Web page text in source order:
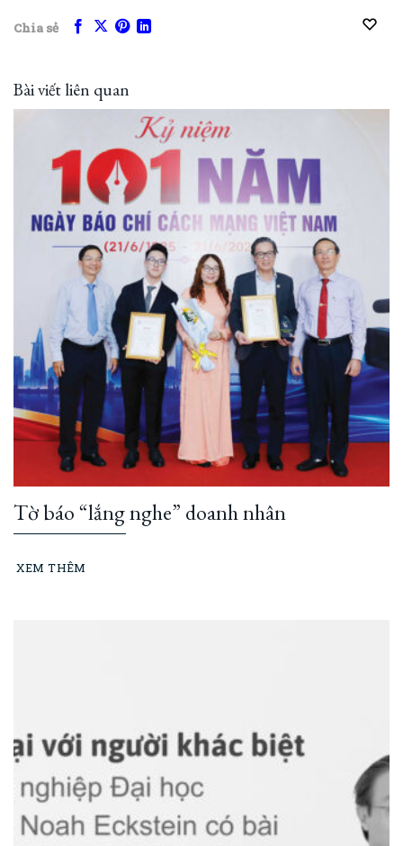
Chia sẻ
Bài viết liên quan
Tờ báo “lắng nghe” doanh nhân
XEM THÊM